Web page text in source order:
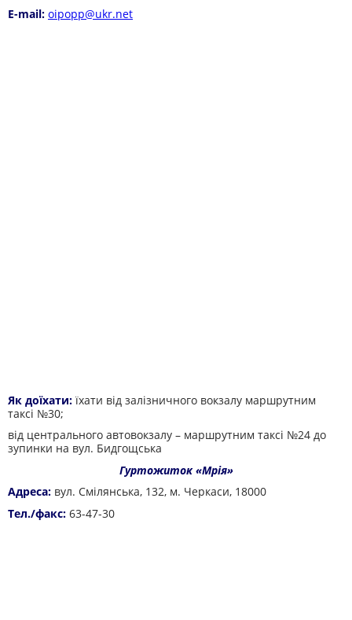
E-mail: oipopp@ukr.net
Як доїхати: їхати від залізничного вокзалу маршрутним
таксі №30;
від центрального автовокзалу – маршрутним таксі №24 до
зупинки на вул. Бидгощська
Гуртожиток «Мрія»
Адреса: вул. Смілянська, 132, м. Черкаси, 18000
Тел./факс: 63-47-30